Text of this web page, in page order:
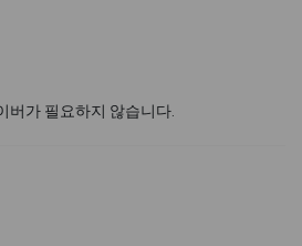
버가 필요하지 않습니다.